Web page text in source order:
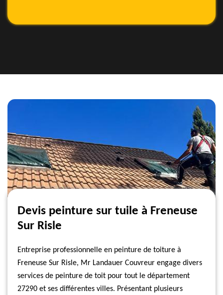
Devis peinture sur tuile à Freneuse
Sur Risle
Entreprise professionnelle en peinture de toiture à
Freneuse Sur Risle, Mr Landauer Couvreur engage divers
services de peinture de toit pour tout le département
27290 et ses différentes villes. Présentant plusieurs